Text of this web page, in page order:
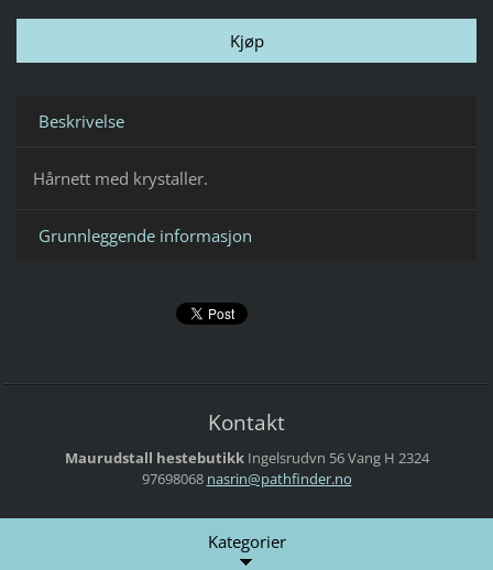
Beskrivelse
Hårnett med krystaller.
Grunnleggende informasjon
Kontakt
Maurudstall hestebutikk Ingelsrudvn 56Vang H 2324
97698068 nasrin@pathfinder.no
Kategorier